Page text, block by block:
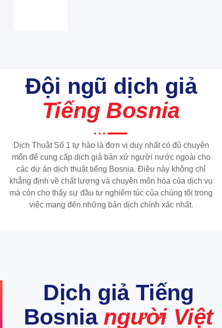
Đội ngũ dịch giả
Tiếng Bosnia
Dịch Thuật Số 1 tự hào là đơn vị duy nhất có đủ chuyên
môn để cung cấp dịch giả bản xứ người nước ngoài cho
các dự án dịch thuật tiếng Bosnia. Điều này không chỉ
khẳng định về chất lượng và chuyên môn hóa của dịch vụ
mà còn cho thấy sự đầu tư nghiêm túc của chúng tôi trong
việc mang đến những bản dịch chính xác nhất.
Dịch giả Tiếng
Bosnia người Việt